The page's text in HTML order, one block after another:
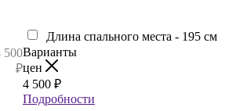
Длина спального места - 195 см
500
₽
Варианты
цен
4 500 ₽
Подробности